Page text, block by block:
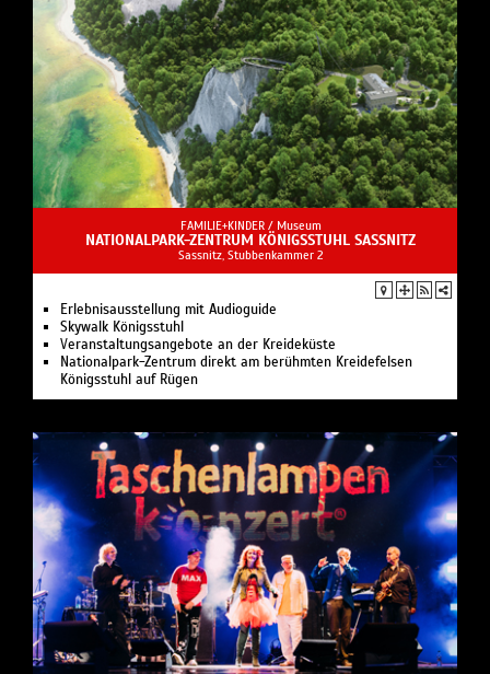
FAMILIE+KINDER / Museum
NATIONALPARK-ZENTRUM KÖNIGSSTUHL SASSNITZ
Sassnitz, Stubbenkammer 2
Erlebnisausstellung mit Audioguide
Skywalk Königsstuhl
Veranstaltungsangebote an der Kreideküste
Nationalpark-Zentrum direkt am berühmten Kreidefelsen
Königsstuhl auf Rügen